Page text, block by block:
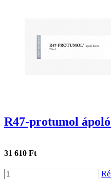
R47-protumol
31 610 Ft